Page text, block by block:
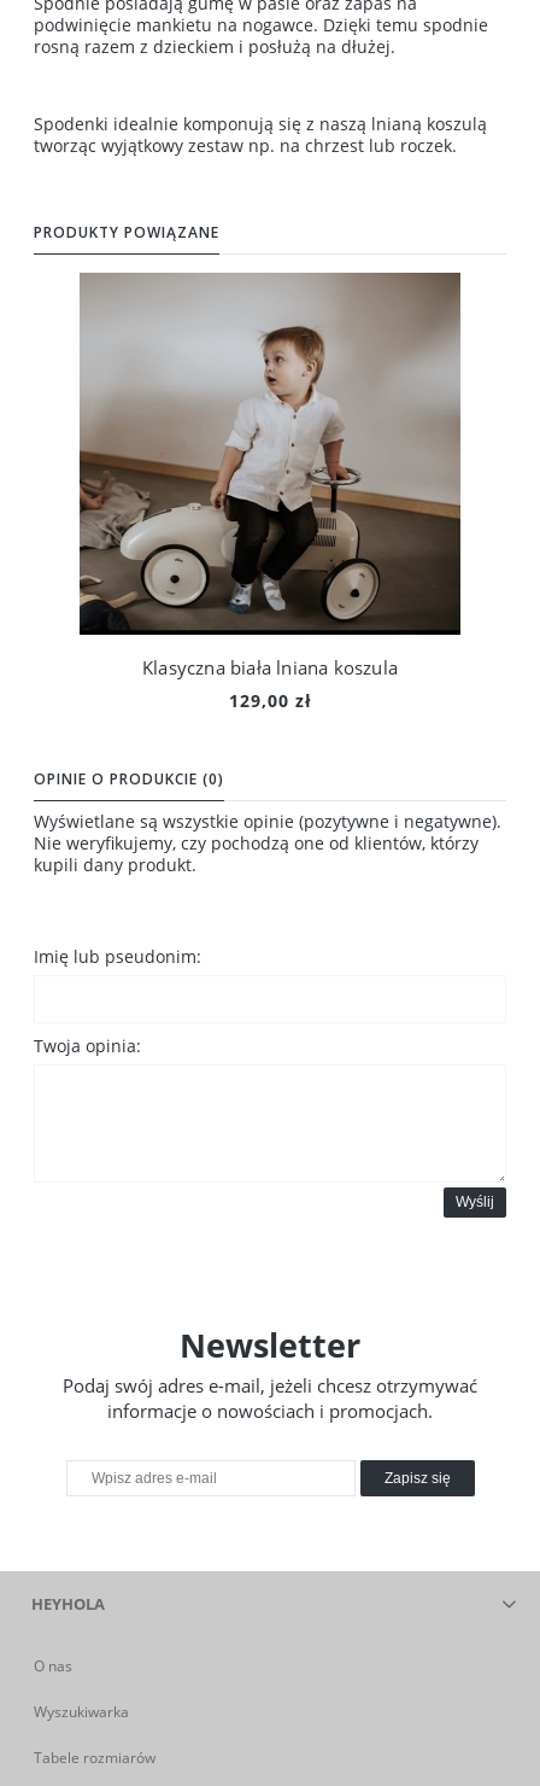
podwinięcie mankietu na nogawce. Dzięki temu spodnie
rosną razem z dzieckiem i posłużą na dłużej.
Spodenki idealnie komponują się z naszą lnianą koszulą
tworząc wyjątkowy zestaw np. na chrzest lub roczek.
PRODUKTY POWIĄZANE
Klasyczna biała lniana koszula
129,00 zł
OPINIE O PRODUKCIE (0)
Wyświetlane są wszystkie opinie (pozytywne i negatywne).
Nie weryfikujemy, czy pochodzą one od klientów, którzy
kupili dany produkt.
Imię lub pseudonim:
Twoja opinia:
Wyślij
Newsletter
Podaj swój adres e-mail, jeżeli chcesz otrzymywać
informacje o nowościach i promocjach.
Zapisz się
HEYHOLA
O nas
Wyszukiwarka
Tabele rozmiarów